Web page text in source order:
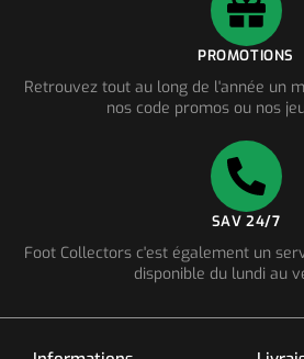
PROMOTIONS
Retrouvez tout au long de l'année un
nos code promos ou nos
SAV 24/7
Foot Collectors c'est également un
disponible du lundi au